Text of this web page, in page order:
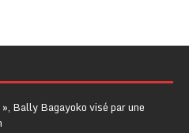
Bally Bagayoko visé par une